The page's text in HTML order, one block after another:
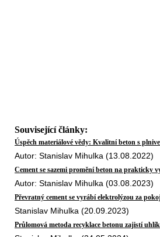
Související články:
Úspěch materiálové vědy: Kvalitní beton s
Autor: Stanislav Mihulka (13.08.2022)
Cement se sazemi promění beton na prakticky
Autor: Stanislav Mihulka (03.08.2023)
Převratný cement se vyrábí elektrolýzou za
Stanislav Mihulka (20.09.2023)
Průlomová metoda recyklace betonu zajistí